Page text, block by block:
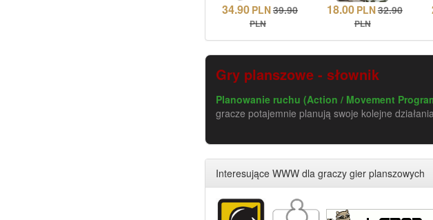
34.90 PLN39.90
PLN
18.00 PLN32.90
PLN
Gry planszowe - słownik
Planowanie ruchu (Action / Movement
gracze potajemnie planują swoje kolejne
Interesujące WWW dla graczy gier planszowych